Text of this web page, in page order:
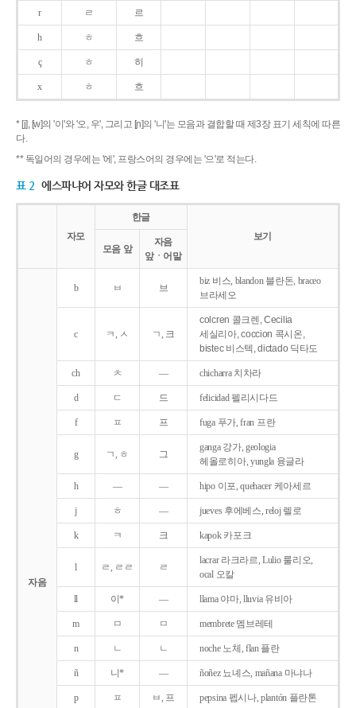
r ㄹ 르
h ㅎ 흐
ç ㅎ 히
x ㅎ 흐
* [j], [w]의 '이'와 '오, 우', 그리고 [ɲ]의 '니'는 모음과 결합할 때 제3장 표기 세칙에 따른
다.
** 독일어의 경우에는 '에', 프랑스어의 경우에는 '으'로 적는다.
표 2 에스파냐어 자모와 한글 대조표
자모
한글
보기
모음 앞
자음
앞ㆍ어말
자음
b ㅂ 브
biz 비스, blandon 블란돈, braceo
브라세오
c ㅋ, ㅅ ㄱ, 크
colcren 콜크렌, Cecilia
세실리아, coccion 콕시온,
bistec 비스텍, dictado 딕타도
ch ㅊ ― chicharra 치차라
d ㄷ 드 felicidad 펠리시다드
f ㅍ 프 fuga 푸가, fran 프란
g ㄱ, ㅎ 그
ganga 강가, geologia
헤올로히아, yungla 융글라
h ― ― hipo 이포, quehacer 케아세르
j ㅎ ― jueves 후에베스, reloj 렐로
k ㅋ 크 kapok 카포크
l ㄹ, ㄹㄹ ㄹ
lacrar 라크라르, Lulio 룰리오,
ocal 오칼
ll 이* ― llama 야마, lluvia 유비아
m ㅁ ㅁ membrete 멤브레테
n ㄴ ㄴ noche 노체, flan 플란
ñ 니* ― ñoñez 뇨녜스, mañana 마냐나
p ㅍ ㅂ, 프 pepsina 펩시나, plantón 플란톤